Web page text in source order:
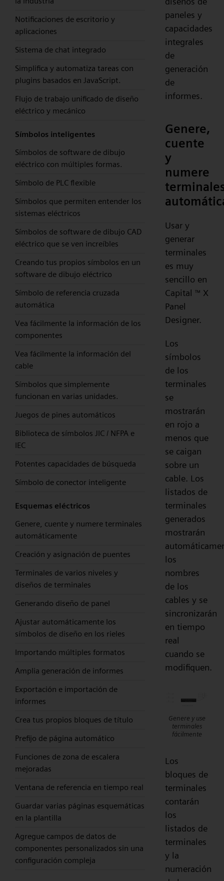
Notificaciones de escritorio y
aplicaciones
Sistema de chat integrado
Simplifica y automatiza tareas con
plugins basados en JavaScript.
Flujo de trabajo unificado de diseño
eléctrico y mecánico
Símbolos inteligentes
Símbolos de software de dibujo
eléctrico con múltiples formas.
Símbolo de PLC flexible
Símbolos que permiten entender los
sistemas eléctricos
Símbolos de software de dibujo CAD
eléctrico que se ven increíbles
Creando tus propios símbolos en un
software de dibujo eléctrico
Símbolo de referencia cruzada
automática
Vea fácilmente la información de los
componentes
Vea fácilmente la información del
cable
Símbolos que simplemente
funcionan en varias unidades.
Juegos de pines automáticos
Biblioteca de símbolos JIC / NFPA e
IEC
Potentes capacidades de búsqueda
Símbolo de conector inteligente
Esquemas eléctricos
Genere, cuente y numere terminales
automáticamente
Creación y asignación de puentes
Terminales de varios niveles y
diseños de terminales
Generando diseño de panel
Ajustar automáticamente los
símbolos de diseño en los rieles
Importando múltiples formatos
Amplia generación de informes
Exportación e importación de
informes
Crea tus propios bloques de título
Prefijo de página automático
Funciones de zona de escalera
mejoradas
Ventana de referencia en tiempo real
Guardar varias páginas esquemáticas
en la plantilla
Agregue campos de datos de
componentes personalizados sin una
configuración compleja
paneles y
capacidades
integrales
de
generación
de
informes.
Genere,
cuente
y
numere
Usar y
generar
terminales
es muy
sencillo en
Capital ™ X
Panel
Designer.
Los
símbolos
de los
terminales
se
mostrarán
en rojo a
menos que
se caigan
sobre un
cable. Los
listados de
terminales
generados
mostrarán
los
nombres
de los
cables y se
sincronizarán
en tiempo
real
cuando se
modifiquen.
Genere y use
terminales
fácilmente
Los
bloques de
terminales
contarán
los
listados de
terminales
y la
numeración